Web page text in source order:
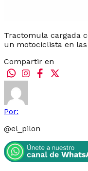
Tractomula cargada
un motociclista en
Compartir en
Por:
@el_pilon